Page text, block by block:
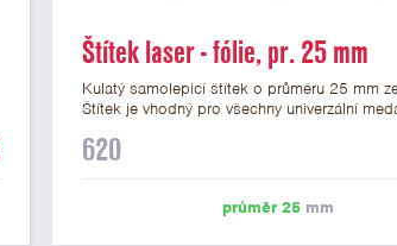
Štítek laser - fólie, pr. 25 mm
Kulatý samolepicí štítek o průměru 25 mm
Štítek je vhodný pro všechny univerzální
25 mm. Na štítek je možné laserem vypálit
620
průměr 25mm